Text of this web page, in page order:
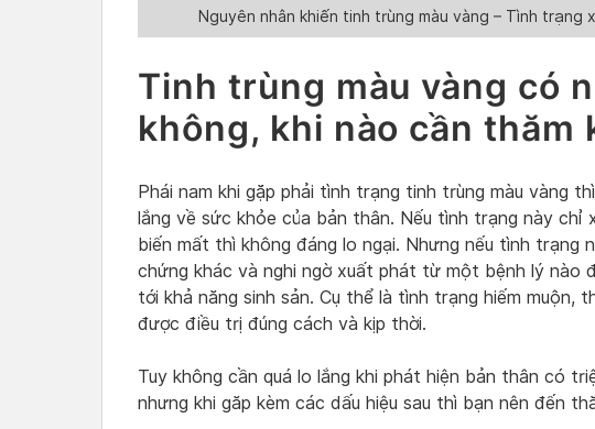
Nguyên nhân khiến tinh trùng màu vàng – Tình
Tinh trùng màu vàng có
không, khi nào cần thăm
Phái nam khi gặp phải tình trạng tinh trùng màu vàng
lắng về sức khỏe của bản thân. Nếu tình trạng này chỉ
biến mất thì không đáng lo ngại. Nhưng nếu tình trạng
chứng khác và nghi ngờ xuất phát từ một bệnh lý nào
tới khả năng sinh sản. Cụ thể là tình trạng hiếm muộn,
được điều trị đúng cách và kịp thời.
Tuy không cần quá lo lắng khi phát hiện bản thân có
nhưng khi găp kèm các dấu hiệu sau thì bạn nên đến